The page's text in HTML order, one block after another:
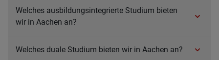
Wel­ches aus­bil­dungs­in­te­grierte Stu­dium bie­ten
wir in Aachen an?
Wel­ches duale Stu­dium bie­ten wir in Aachen an?